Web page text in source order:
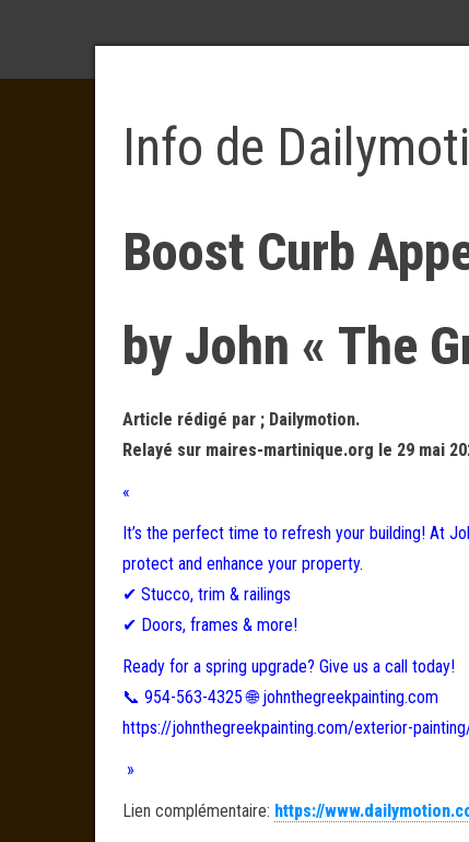
Info de
Boost Curb
by John « The
Article rédigé par ; Dailymotion.
Relayé sur maires-martinique.org le 29 mai
«
It’s the perfect time to refresh your building! At
protect and enhance your property.
✔ Stucco, trim & railings
✔ Doors, frames & more!
Ready for a spring upgrade? Give us a call today!
📞 954-563-4325 🌐 johnthegreekpainting.com
https://johnthegreekpainting.com/exterior-
»
Lien complémentaire: https://